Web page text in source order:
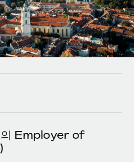
HR 기능
프로세스를 간소화
수 업무 처리에 전문가 지원 제공
HR
유연하게 통합
십 기회 탐색
제공 예정
팅
의 Employer of